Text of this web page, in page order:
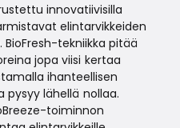
innovatiivisilla
elintarvikkeiden
tekniikka pitää
jopa viisi kertaa
ihanteellisen
pysyy lähellä nollaa.
toiminnon